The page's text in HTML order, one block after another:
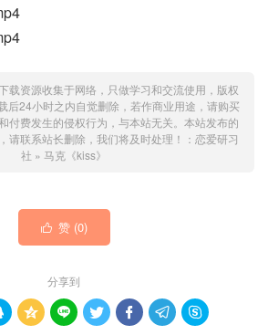
载资源收集于网络，只做学习和交流使用，版权
后24小时之内自觉删除，若作商业用途，请购买
付费发生的侵权行为，与本站无关。本站发布的
请联系站长删除，我们将及时处理！： 恋爱研习
社 » 马克《kiss》
 赞 (0)
分享到
     